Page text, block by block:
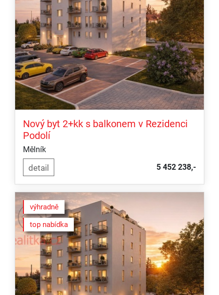
Nový byt 2+kk s balkonem v Rezidenci
Podolí
Mělník
5 452 238,-
výhradně
top nabídka